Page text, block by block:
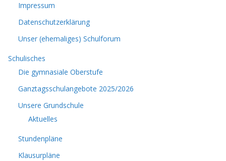
Impressum
Datenschutzerklärung
Unser (ehemaliges) Schulforum
Schulisches
Die gymnasiale Oberstufe
Ganztagsschulangebote 2025/2026
Unsere Grundschule
Aktuelles
Stundenpläne
Klausurpläne